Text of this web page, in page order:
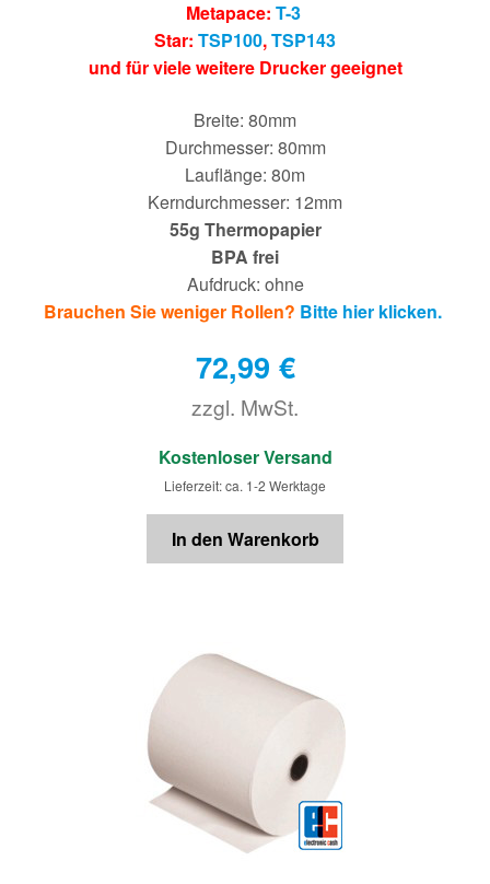
Metapace: T-3
Star: TSP100,TSP143
und für viele weitere Drucker geeignet
Breite: 80mm
Durchmesser: 80mm
Lauflänge: 80m
Kerndurchmesser: 12mm
55g Thermopapier
BPA frei
Aufdruck: ohne
Brauchen Sie weniger Rollen? Bitte hier klicken.
72,99 €
zzgl. MwSt.
€
Kostenloser Versand
Lieferzeit: ca. 1-2 Werktage
In den Warenkorb